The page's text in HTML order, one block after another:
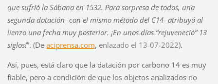
que sufrió la Sábana en 1532. Para sorpresa de todos, una
segunda datación -con el mismo método del C14- atribuyó al
lienzo una fecha muy posterior. ¡En unos días “rejuveneció” 13
siglos!”. (De aciprensa.com, enlazado el 13-07-2022).
Así, pues, está claro que la datación por carbono 14 es muy
fiable, pero a condición de que los objetos analizados no